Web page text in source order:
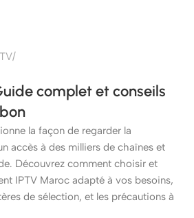
complet et conseils
la façon de regarder la
accès à des milliers de chaînes et
Découvrez comment choisir et
IPTV Maroc adapté à vos besoins,
de sélection, et les précautions à